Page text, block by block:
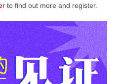
to find out more and register.